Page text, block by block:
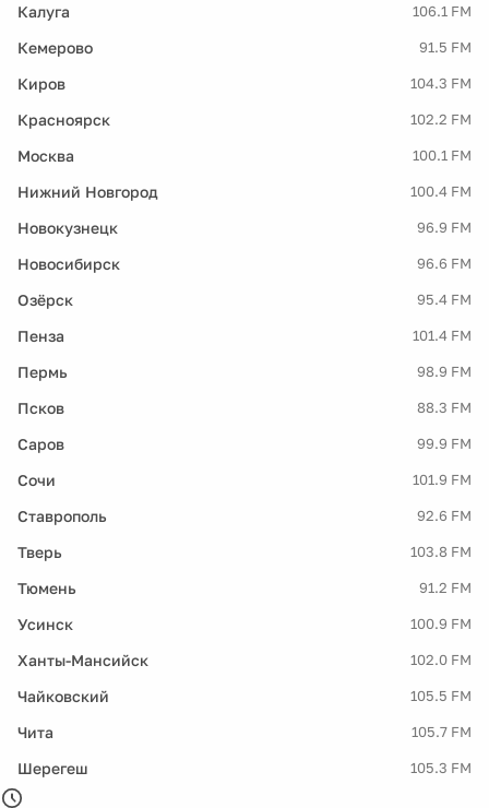
Калуга 106.1 FM
Кемерово 91.5 FM
Киров 104.3 FM
Красноярск 102.2 FM
Москва 100.1 FM
Нижний Новгород 100.4 FM
Новокузнецк 96.9 FM
Новосибирск 96.6 FM
Озёрск 95.4 FM
Пенза 101.4 FM
Пермь 98.9 FM
Псков 88.3 FM
Саров 99.9 FM
Сочи 101.9 FM
Ставрополь 92.6 FM
Тверь 103.8 FM
Тюмень 91.2 FM
Усинск 100.9 FM
Ханты-Мансийск 102.0 FM
Чайковский 105.5 FM
Чита 105.7 FM
Шерегеш 105.3 FM